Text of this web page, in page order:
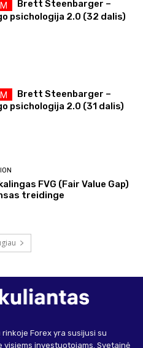
Brett Steenbarger –
psichologija 2.0 (32 dalis)
Brett Steenbarger –
psichologija 2.0 (31 dalis)
FVG (Fair Value Gap)
treidinge
Forex yra susijusi su
visiems investuotojams. Svetainė